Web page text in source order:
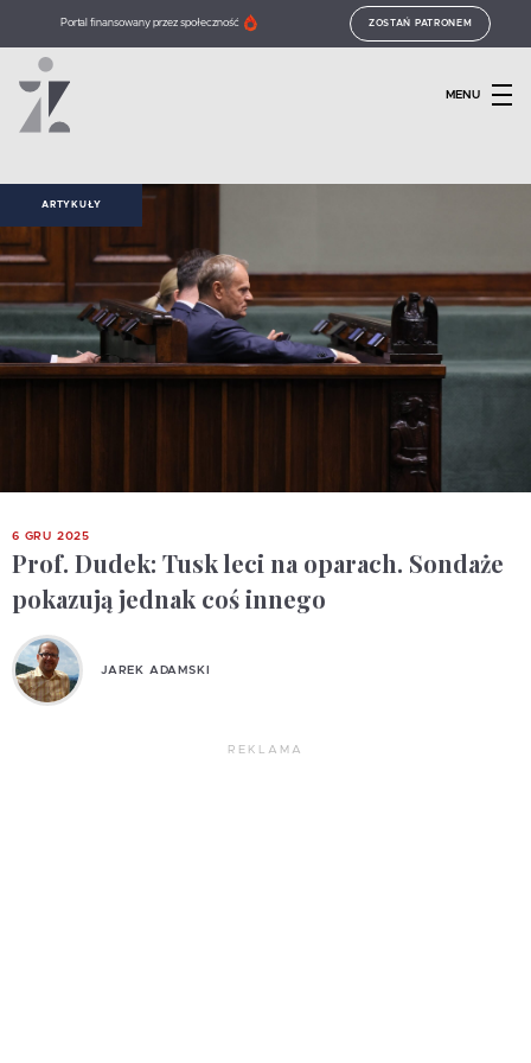
Portal finansowany przez społeczność ZOSTAŃ PATRONEM
MENU
ARTYKUŁY
6 GRU 2025
Prof. Dudek: Tusk leci na oparach. Sondaże
pokazują jednak coś innego
JAREK ADAMSKI
REKLAMA